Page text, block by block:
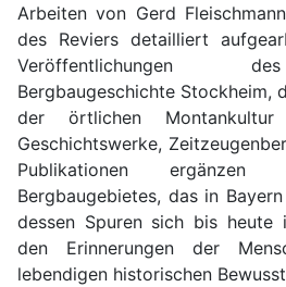
Arbeiten von Gerd
des Reviers detailliert
Veröffentlichungen
Bergbaugeschichte Stockheim,
der örtlichen Montankultur
Geschichtswerke,
Publikationen
Bergbaugebietes, das in
dessen Spuren sich bis heute
den Erinnerungen der
lebendigen historischen